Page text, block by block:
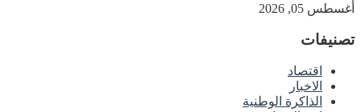
أغسطس 05, 2026
تصنيفات
اقتصاد
الاخبار
الذاكرة الوطنية